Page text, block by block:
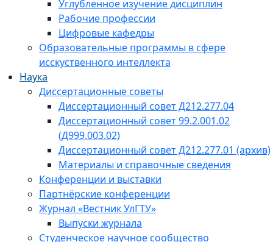
Углубленное изучение дисциплин
Рабочие профессии
Цифровые кафедры
Образовательные программы в сфере
исскуственного интеллекта
Наука
Диссертационные советы
Диссертационный совет Д212.277.04
Диссертационный совет 99.2.001.02
(Д999.003.02)
Диссертационный совет Д212.277.01 (архив)
Материалы и справочные сведения
Конференции и выставки
Партнёрские конференции
Журнал «Вестник УлГТУ»
Выпуски журнала
Студенческое научное сообщество